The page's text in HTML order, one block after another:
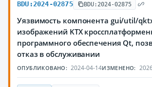
BDU:2024-02875 BDU:2024-02875
Уязвимость компонента gui/util/
изображений KTX
программного обеспечения Qt,
отказ в обслуживании
ОПУБЛИКОВАНО: 2024-04-14ИЗМЕНЕНО: